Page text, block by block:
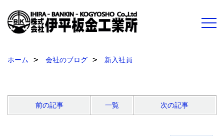
ホーム 会社のブログ 新入社員
前の記事 一覧 次の記事